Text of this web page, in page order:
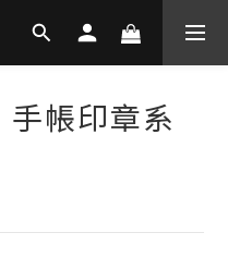
帳印章系